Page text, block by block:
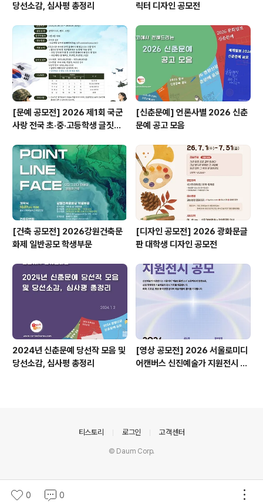
당선소감, 심사평 총정리
릭터 디자인 공모전
[문예 공모전] 2026 제1회 국군
사랑 전국 초·중·고등학생 글짓기
[신춘문예] 언론사별 2026 신춘
문예 공고 모음
[건축 공모전] 2026강원건축문
화제 일반공모 학생부문
[디자인 공모전] 2026 광화문글
판 대학생 디자인 공모전
2024년 신춘문예 당선작 모음 및
당선소감, 심사평 총정리
[영상 공모전] 2026 서울로미디
어캔버스 신진예술가 지원전시 공
0 0
티스토리 로그인 고객센터
© Daum Corp.